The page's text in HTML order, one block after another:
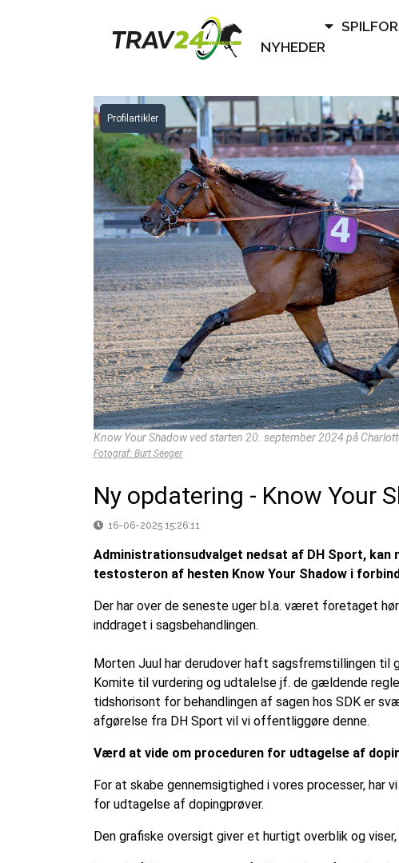
Profilartikler
Know Your Shadow ved starten 20. september 2024 på
Fotograf: Burt Seeger
Ny opdatering - Know Your
16-06-2025 15:26:11
Administrationsudvalget nedsat af DH Sport, kan
testosteron af hesten Know Your Shadow i
Der har over de seneste uger bl.a. været foretaget
inddraget i sagsbehandlingen.
Morten Juul har derudover haft sagsfremstillingen til
Komite til vurdering og udtalelse jf. de gældende
tidshorisont for behandlingen af sagen hos SDK er
afgørelse fra DH Sport vil vi offentliggøre denne.
Værd at vide om proceduren for udtagelse af
For at skabe gennemsigtighed i vores processer, har
for udtagelse af dopingprøver.
Den grafiske oversigt giver et hurtigt overblik og
NYHEDER